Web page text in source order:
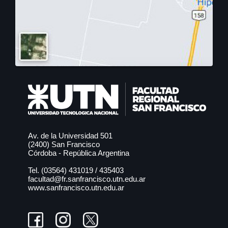
Av. de la Universidad 501
(2400) San Francisco
Córdoba - República Argentina
Tel. (03564) 431019 / 435403
facultad@fr.sanfrancisco.utn.edu.ar
www.sanfrancisco.utn.edu.ar